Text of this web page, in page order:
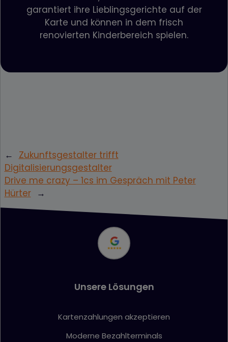
garantiert ihre Lieblingsgerichte auf der
Karte und können in dem frisch
renovierten Kinderbereich spielen.
←
Zukunftsgestalter trifft
Digitalisierungsgestalter
Drive me crazy – 1cs im Gespräch mit Peter
Hürter
→
Unsere Lösungen
Kartenzahlungen akzeptieren
Moderne Bezahlterminals